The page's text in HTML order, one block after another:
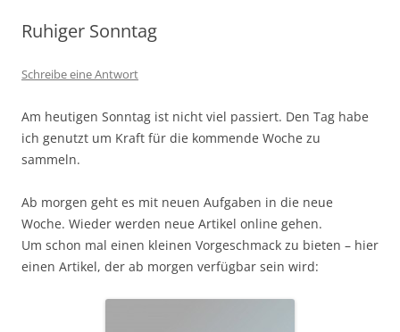
Ruhiger Sonntag
Schreibe eine Antwort
Am heutigen Sonntag ist nicht viel passiert. Den Tag habe
ich genutzt um Kraft für die kommende Woche zu
sammeln.
Ab morgen geht es mit neuen Aufgaben in die neue
Woche. Wieder werden neue Artikel online gehen.
Um schon mal einen kleinen Vorgeschmack zu bieten – hier
einen Artikel, der ab morgen verfügbar sein wird: